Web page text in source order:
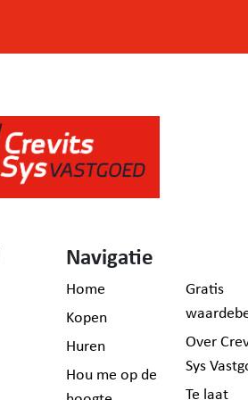
Navigatie
Home
Kopen
Huren
Hou me op de
Gratis
Over
Sys
Te laat